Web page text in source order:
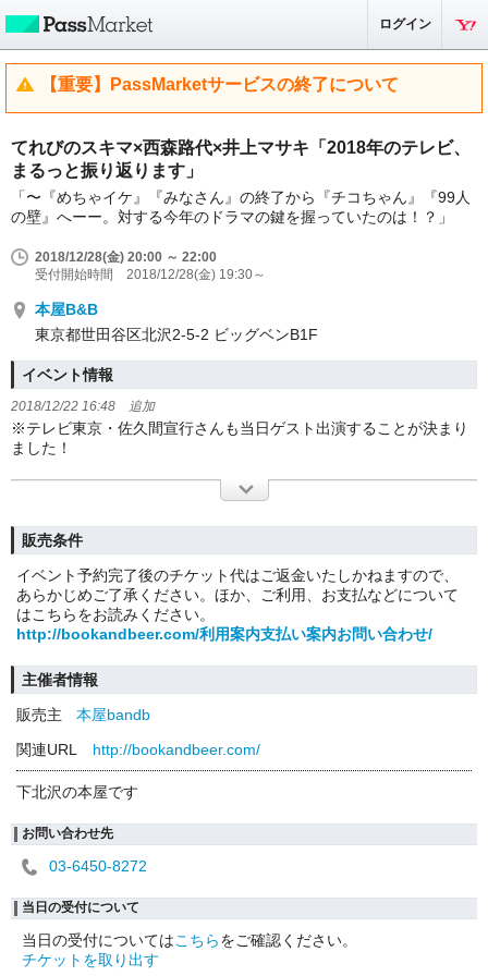
ログイン
【重要】PassMarketサービスの終了について
てれびのスキマ×西森路代×井上マサキ「2018年のテレビ、
まるっと振り返ります」
「〜『めちゃイケ』『みなさん』の終了から『チコちゃん』『99人
の壁』へーー。対する今年のドラマの鍵を握っていたのは！？」
2018/12/28(金) 20:00 ～ 22:00
受付開始時間 2018/12/28(金) 19:30～
本屋B&B
東京都世田谷区北沢2-5-2 ビッグベンB1F
イベント情報
2018/12/22 16:48 追加
※テレビ東京・佐久間宣行さんも当日ゲスト出演することが決まり
ました！
販売条件
イベント予約完了後のチケット代はご返金いたしかねますので、
あらかじめご了承ください。ほか、ご利用、お支払などについて
はこちらをお読みください。
http://bookandbeer.com/利用案内支払い案内お問い合わせ/
主催者情報
販売主
本屋bandb
関連URL
http://bookandbeer.com/
下北沢の本屋です
お問い合わせ先
03-6450-8272
当日の受付について
当日の受付についてはこちらをご確認ください。
チケットを取り出す